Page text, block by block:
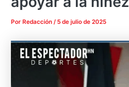
Por Redacción/ 5 de julio de 2025